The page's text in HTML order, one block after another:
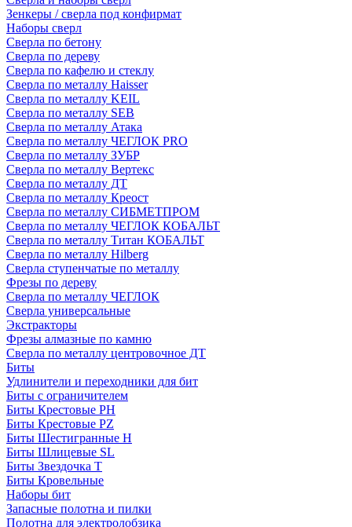
Зенкеры / сверла под конфирмат
Наборы сверл
Сверла по бетону
Сверла по дереву
Сверла по кафелю и стеклу
Сверла по металлу Haisser
Сверла по металлу KEIL
Сверла по металлу SEB
Сверла по металлу Атака
Сверла по металлу ЧЕГЛОК PRO
Сверла по металлу ЗУБР
Сверла по металлу Вертекс
Сверла по металлу ДТ
Сверла по металлу Креост
Сверла по металлу СИБМЕТПРОМ
Сверла по металлу ЧЕГЛОК КОБАЛЬТ
Сверла по металлу Титан КОБАЛЬТ
Сверла по металлу Hilberg
Сверла ступенчатые по металлу
Фрезы по дереву
Сверла по металлу ЧЕГЛОК
Сверла универсальные
Экстракторы
Фрезы алмазные по камню
Сверла по металлу центровочное ДТ
Биты
Удлинители и переходники для бит
Биты с ограничителем
Биты Крестовые PH
Биты Крестовые PZ
Биты Шестигранные H
Биты Шлицевые SL
Биты Звездочка T
Биты Кровельные
Наборы бит
Запасные полотна и пилки
Полотна для электролобзика